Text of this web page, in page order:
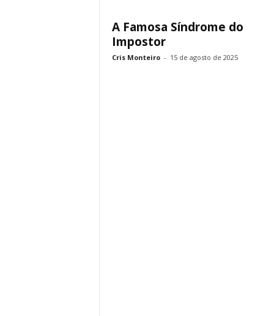
A Famosa Síndrome do
Impostor
Cris Monteiro - 15 de agosto de 2025